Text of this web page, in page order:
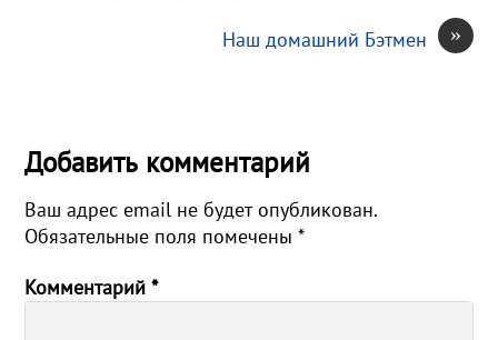
»
Наш домашний Бэтмен
Добавить комментарий
Ваш адрес email не будет опубликован.
Обязательные поля помечены*
Комментарий*